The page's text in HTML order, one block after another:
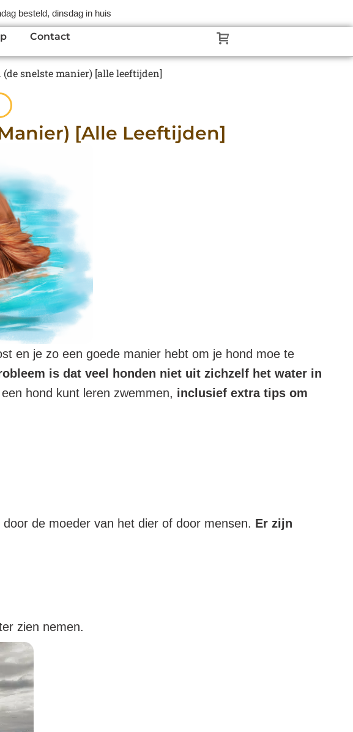
besteld, dinsdag in huis
Contact
snelste manier) [alle leeftijden]
[alle Leeftijden]
en je zo een goede manier hebt om je hond moe te
is dat veel honden niet uit zichzelf het water in
hond kunt leren zwemmen, inclusief extra tips om
de moeder van het dier of door mensen. Er zijn
zien nemen.